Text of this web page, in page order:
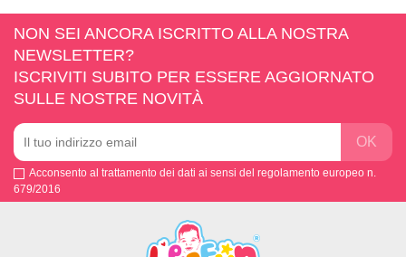
NON SEI ANCORA ISCRITTO ALLA NOSTRA
NEWSLETTER?
ISCRIVITI SUBITO PER ESSERE AGGIORNATO
SULLE NOSTRE NOVITÀ
Acconsento al trattamento dei dati ai sensi del regolamento europeo n.
679/2016